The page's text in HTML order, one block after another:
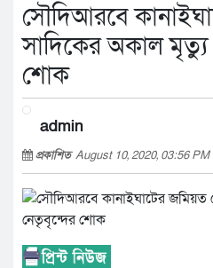
সৌদিআরবে
সাদিকের অকাল মৃত্যু
শোক
admin
প্রকাশিতAugust 10, 2020, 03:56 PM